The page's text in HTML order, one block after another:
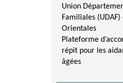
Union
Familiales (UDAF)
Orientales
Plateforme
répit pour les
âgées